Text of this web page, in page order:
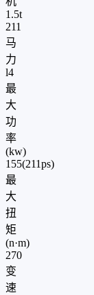
1.5t
211
马
力
l4
最
大
功
率
(kw)
155(211ps)
最
大
扭
矩
(n·m)
270
变
速